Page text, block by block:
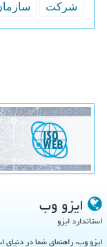
شركت
ایزو وب
استاندارد ایزو
ایزو وب، راهنمای شما در دنیای